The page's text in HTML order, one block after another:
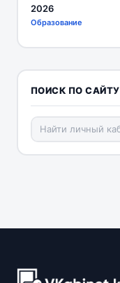
2026
Образование
ПОИСК ПО САЙТУ